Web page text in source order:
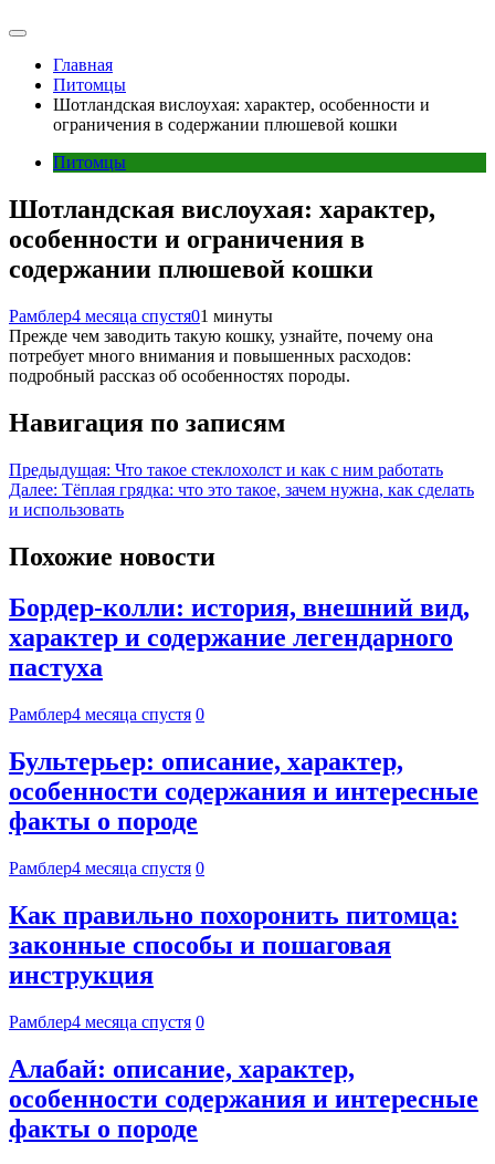
Главная
Питомцы
Шотландская вислоухая: характер, особенности и
ограничения в содержании плюшевой кошки
Питомцы
Шотландская вислоухая: характер,
особенности и ограничения в
содержании плюшевой кошки
Рамблер4 месяца спустя01 минуты
Прежде чем заводить такую кошку, узнайте, почему она
потребует много внимания и повышенных расходов:
подробный рассказ об особенностях породы.
Навигация по записям
Предыдущая: Что такое стеклохолст и как с ним работать
Далее: Тёплая грядка: что это такое, зачем нужна, как сделать
и использовать
Похожие новости
Бордер-колли: история, внешний вид,
характер и содержание легендарного
пастуха
Рамблер4 месяца спустя 0
Бультерьер: описание, характер,
особенности содержания и интересные
факты о породе
Рамблер4 месяца спустя 0
Как правильно похоронить питомца:
законные способы и пошаговая
инструкция
Рамблер4 месяца спустя 0
Алабай: описание, характер,
особенности содержания и интересные
факты о породе